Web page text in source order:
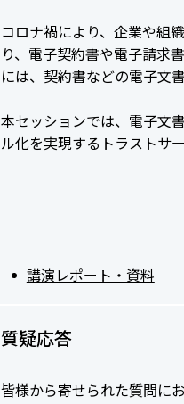
コロナ禍により、企業や組
り、電子契約書や電子請求
には、契約書などの電子文
本セッションでは、電子文
ル化を実現するトラストサ
講演レポート・資料
質疑応答
皆様から寄せられた質問にお